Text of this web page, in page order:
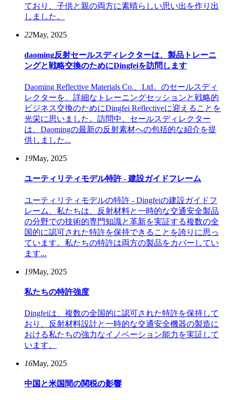
ており、子供と親の両方に素晴らしい思い出を作り出
しました。
22May, 2025
daoming反射セールスディレクターは、製品トレーニ
ングと戦略交換のためにDingfeiを訪問します
Daoming Reflective Materials Co.、Ltd。のセールスディ
レクターを、詳細なトレーニングセッションと戦略的
ビジネス交換のためにDingfei Reflectiveに迎えることを
光栄に思いました。訪問中、セールスディレクター
は、Daomingの最新の反射素材への包括的な紹介を提
供しました...
19May, 2025
ユーティリティモデル特許 - 建設ガイドフレーム
ユーティリティモデルの特許 - Dingfeiの建設ガイドフ
レーム、私たちは、反射材料と一時的な交通安全製品
の分野での技術的専門知識と革新を実証する複数の全
国的に認可された特許を保持できることを誇りに思っ
ています。私たちの特許は両方の製品をカバーしてい
ます...
19May, 2025
私たちの特許強度
Dingfeiは、複数の全国的に認可された特許を保持して
おり、反射材料設計と一時的な交通安全機器の製造に
おける私たちの強力なイノベーション能力を実証して
います。
16May, 2025
中国と米国間の関税の影響